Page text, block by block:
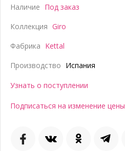
Наличие Под заказ
Коллекция Giro
Фабрика Kettal
Производство Испания
Узнать о поступлении
Подписаться на изменение цены